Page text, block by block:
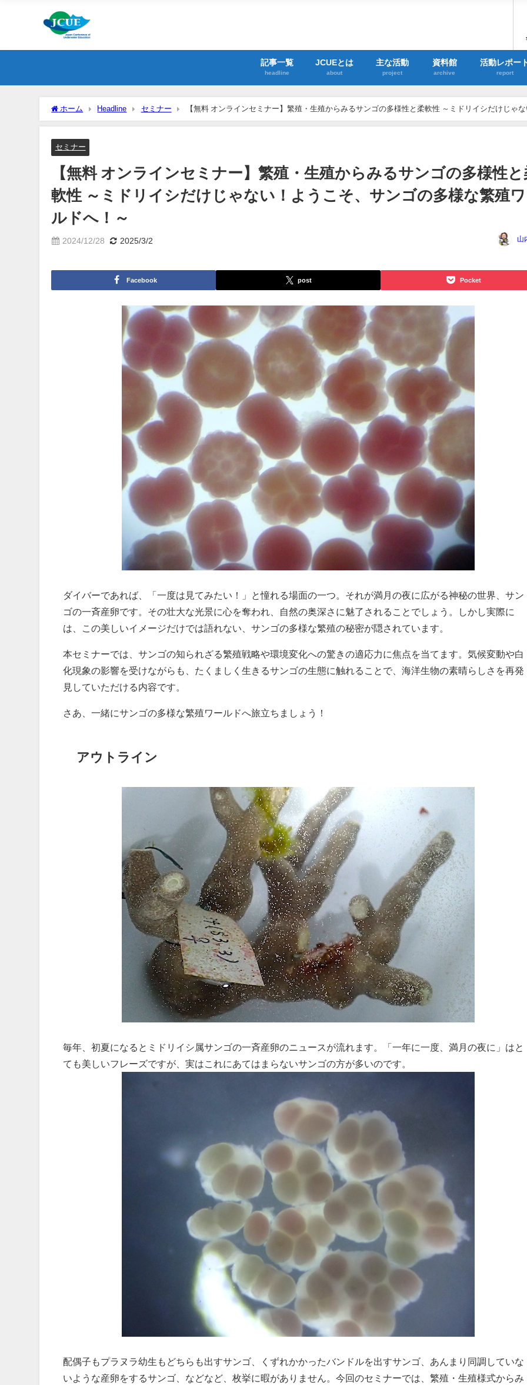
記事一覧
headline
JCUEとは
about
主な活動
project
資料館
archive
活動レポー
report
ホーム Headline セミナー
【無料 オンラインセミナー】繁殖・生殖からみるサンゴの多様性と柔軟性 ～ミドリイシだけじゃ
ようこそ、サンゴの多様な繁殖ワールドへ！～
セミナー
【無料 オンラインセミナー】繁殖・生殖からみるサンゴの多様性と
軟性 ～ミドリイシだけじゃない！ようこそ、サンゴの多様な繁殖
ルドへ！～
2024/12/28 2025/3/2 山
Facebook post Pocket
ダイバーであれば、「一度は見てみたい！」と憧れる場面の一つ。それが満月の夜に広がる神秘の世界、サン
ゴの一斉産卵です。その壮大な光景に心を奪われ、自然の奥深さに魅了されることでしょう。しかし実際に
は、この美しいイメージだけでは語れない、サンゴの多様な繁殖の秘密が隠されています。
本セミナーでは、サンゴの知られざる繁殖戦略や環境変化への驚きの適応力に焦点を当てます。気候変動や白
化現象の影響を受けながらも、たくましく生きるサンゴの生態に触れることで、海洋生物の素晴らしさを再発
見していただける内容です。
さあ、一緒にサンゴの多様な繁殖ワールドへ旅立ちましょう！
アウトライン
毎年、初夏になるとミドリイシ属サンゴの一斉産卵のニュースが流れます。「一年に一度、満月の夜に」はと
ても美しいフレーズですが、実はこれにあてはまらないサンゴの方が多いのです。
配偶子もプラヌラ幼生もどちらも出すサンゴ、くずれかかったバンドルを出すサンゴ、あんまり同調していな
いような産卵をするサンゴ、などなど、枚挙に暇がありません。今回のセミナーでは、繁殖・生殖様式からみ